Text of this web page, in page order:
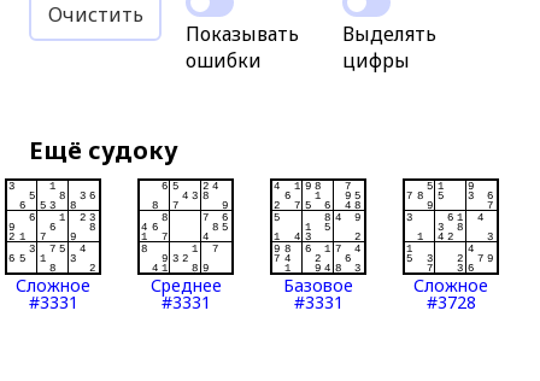
Очистить
Показывать
ошибки
Выделять
цифры
Ещё судоку
Сложное
#3331
Среднее
#3331
Базовое
#3331
Сложное
#3728